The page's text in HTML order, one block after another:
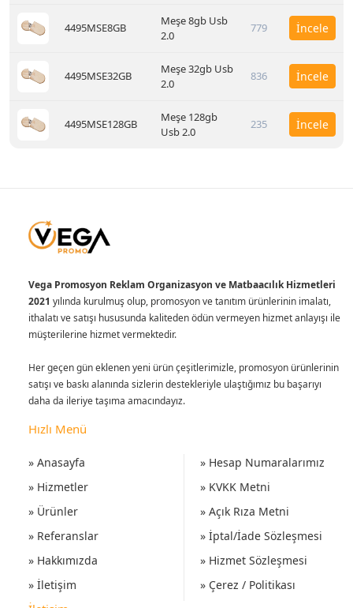
4495MSE8GB
Meşe 8gb Usb
2.0
779 İncele
4495MSE32GB
Meşe 32gb Usb
2.0
836 İncele
4495MSE128GB
Meşe 128gb
Usb 2.0
235 İncele
Vega Promosyon Reklam Organizasyon ve Matbaacılık Hizmetleri
2021 yılında kurulmuş olup, promosyon ve tanıtım ürünlerinin imalatı,
ithalatı ve satışı hususunda kaliteden ödün vermeyen hizmet anlayışı ile
müşterilerine hizmet vermektedir.
Her geçen gün eklenen yeni ürün çeşitlerimizle, promosyon ürünlerinin
satışı ve baskı alanında sizlerin destekleriyle ulaştığımız bu başarıyı
daha da ileriye taşıma amacındayız.
Hızlı Menü
» Anasayfa
» Hizmetler
» Ürünler
» Referanslar
» Hakkımızda
» İletişim
» Hesap Numaralarımız
» KVKK Metni
» Açık Rıza Metni
» İptal/İade Sözleşmesi
» Hizmet Sözleşmesi
» Çerez / Politikası